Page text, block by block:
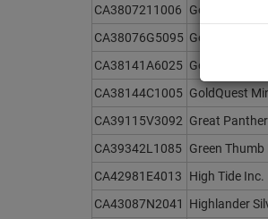
CA3807211006
Gold Springs
CA38076G5095 Gold X2
CA38141A6025 Goldgroup
CA38144C1005 GoldQuest
CA39115V3092 Great
CA39342L1085 Green
CA42981E4013
High Tide Inc.
CA43087N2041
Highlander